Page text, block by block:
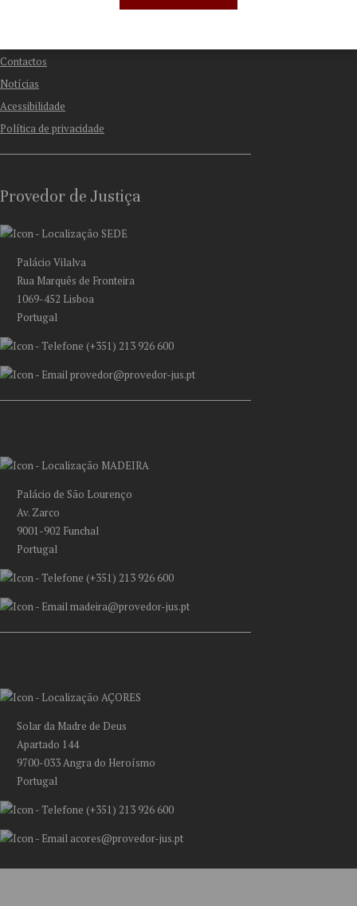
Contactos
Notícias
Acessibilidade
Política de privacidade
Provedor de Justiça
SEDE
Palácio Vilalva
Rua Marquês de Fronteira
1069-452 Lisboa
Portugal
(+351) 213 926 600
provedor@provedor-jus.pt
MADEIRA
Palácio de São Lourenço
Av. Zarco
9001-902 Funchal
Portugal
(+351) 213 926 600
madeira@provedor-jus.pt
AÇORES
Solar da Madre de Deus
Apartado 144
9700-033 Angra do Heroísmo
Portugal
(+351) 213 926 600
acores@provedor-jus.pt